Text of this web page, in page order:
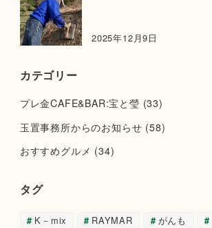
2025年12月9日
カテゴリー
プレ金CAFE&BAR:宝と瑩 (33)
玉置事務所からのお知らせ (58)
おすすめグルメ (34)
タグ
K－mix RAYMAR がんも